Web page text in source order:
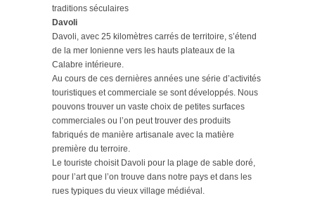
traditions séculaires
Davoli
Davoli, avec 25 kilomètres carrés de territoire, s’étend
de la mer Ionienne vers les hauts plateaux de la
Calabre intérieure.
Au cours de ces dernières années une série d’activités
touristiques et commerciale se sont développés. Nous
pouvons trouver un vaste choix de petites surfaces
commerciales ou l’on peut trouver des produits
fabriqués de manière artisanale avec la matière
première du terroire.
Le touriste choisit Davoli pour la plage de sable doré,
pour l’art que l’on trouve dans notre pays et dans les
rues typiques du vieux village médiéval.